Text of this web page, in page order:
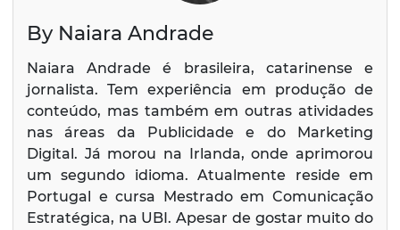
By Naiara Andrade
Naiara Andrade é brasileira, catarinense e
jornalista. Tem experiência em produção de
conteúdo, mas também em outras atividades
nas áreas da Publicidade e do Marketing
Digital. Já morou na Irlanda, onde aprimorou
um segundo idioma. Atualmente reside em
Portugal e cursa Mestrado em Comunicação
Estratégica, na UBI. Apesar de gostar muito do